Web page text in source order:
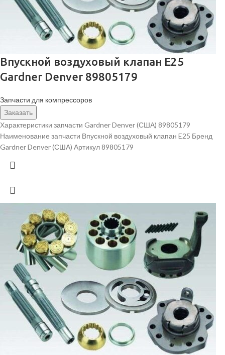
Впускной воздуховый клапан E25
Gardner Denver 89805179
Запчасти для компрессоров
Заказать
Характеристики запчасти Gardner Denver (США) 89805179
Наименование запчасти Впускной воздуховый клапан E25 Бренд
Gardner Denver (США) Артикул 89805179